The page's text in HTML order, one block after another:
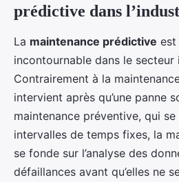
prédictive dans
La maintenance prédictive est
incontournable dans le secteur
Contrairement à la
intervient après qu’une panne
maintenance préventive, qui
intervalles de temps fixes, la
se fonde sur l’analyse des
défaillances avant qu’elles ne